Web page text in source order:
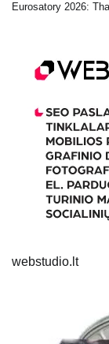
Eurosatory 2026:
webstudio.lt